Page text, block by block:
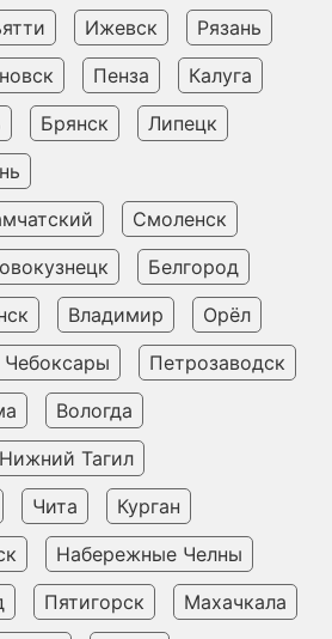
Ижевск
Рязань
Пенза
Калуга
Брянск
Липецк
Смоленск
Белгород
Владимир
Орёл
Чебоксары
Петрозаводск
Вологда
Нижний Тагил
Чита
Курган
Набережные Челны
Пятигорск
Махачкала